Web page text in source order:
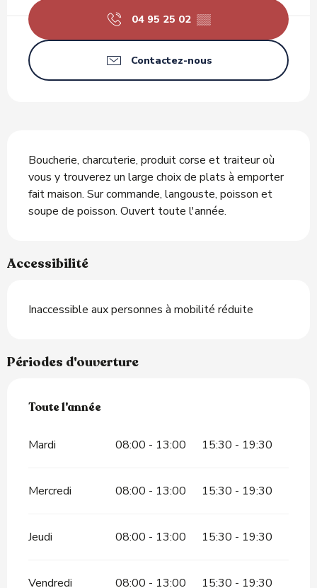
04 95 25 02 ▒▒
Contactez-nous
Boucherie, charcuterie, produit corse et traiteur où
vous y trouverez un large choix de plats à emporter
fait maison. Sur commande, langouste, poisson et
soupe de poisson. Ouvert toute l'année.
Accessibilité
Inaccessible aux personnes à mobilité réduite
Périodes d'ouverture
Toute l'année
Toute l'année
Mardi 08:00 - 13:00 15:30 - 19:30
Mercredi 08:00 - 13:00 15:30 - 19:30
Jeudi 08:00 - 13:00 15:30 - 19:30
Vendredi 08:00 - 13:00 15:30 - 19:30